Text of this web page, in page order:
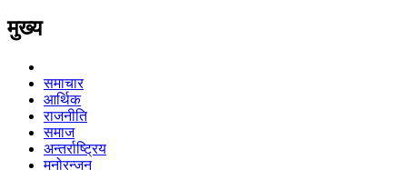
मुख्य
समाचार
आर्थिक
राजनीति
समाज
अन्तर्राष्ट्रिय
मनोरन्जन